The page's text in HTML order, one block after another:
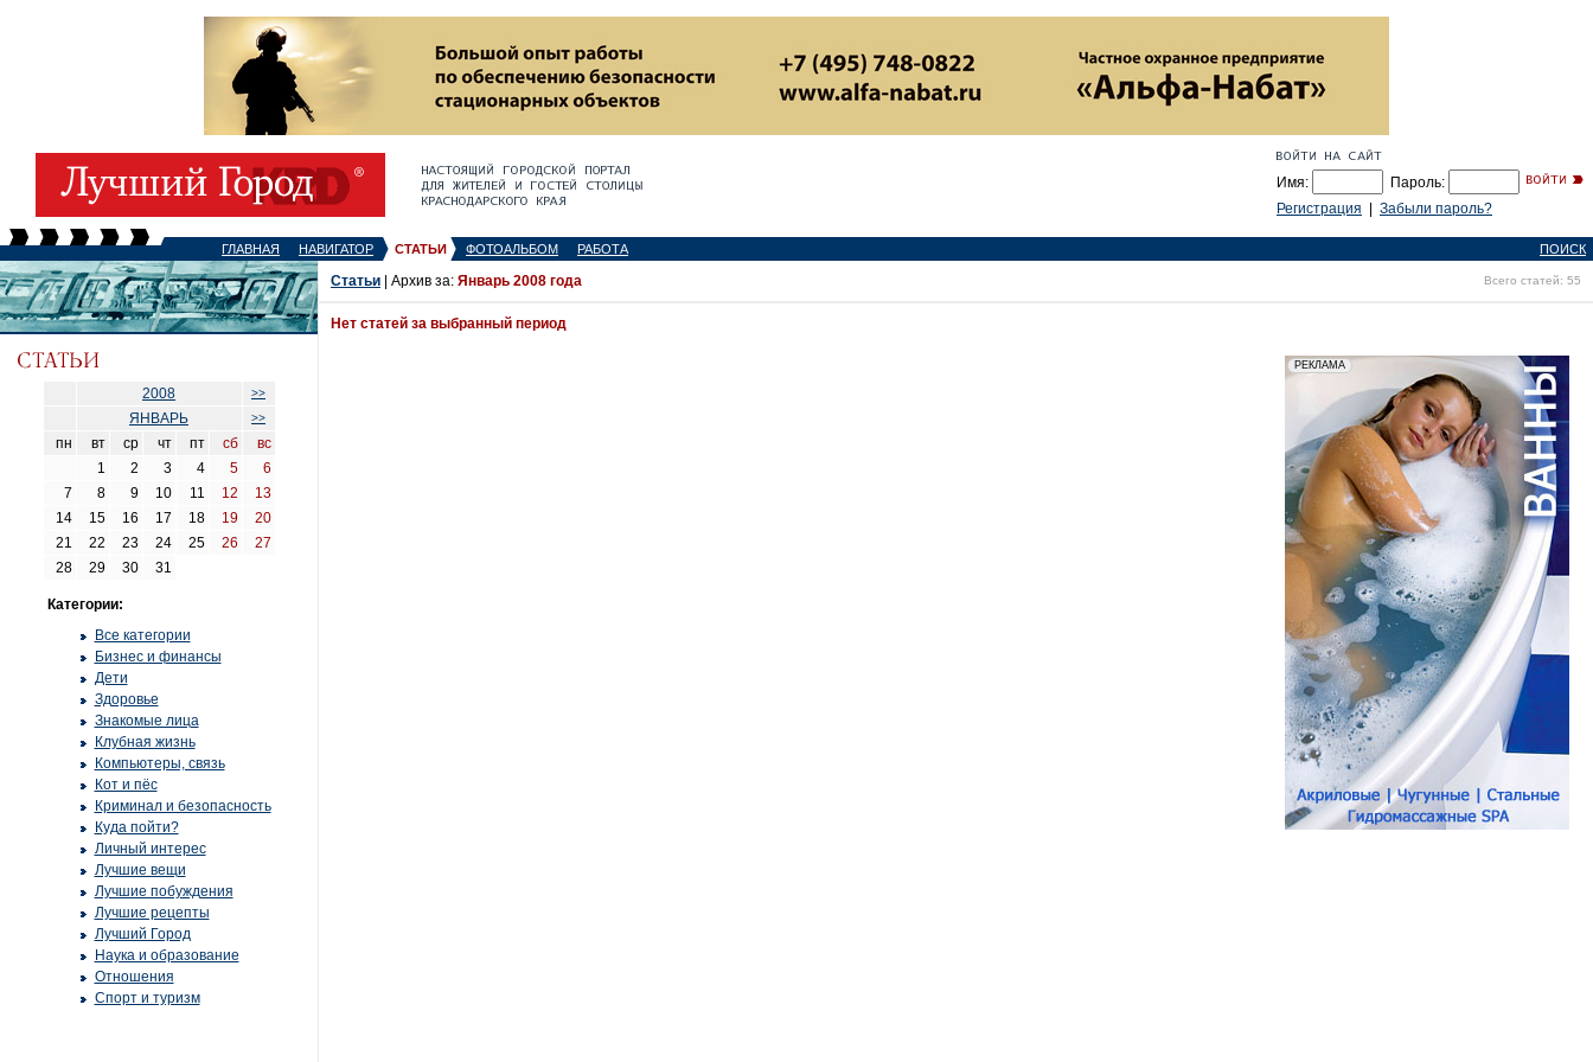
Имя:
Пароль:
Регистрация
Забыли пароль?
ГЛАВНАЯ НАВИГАТОР СТАТЬИ ФОТОАЛЬБОМ РАБОТА ПОИСК
2008 >>
ЯНВАРЬ >>
пн вт ср чт пт сб
вс
1
2 3 4 5
6
7
8 9 10 11 12
13
14
15 16 17 18 19
20
21
22 23 24 25 26
27
28
29 30 31
Категории:
Все категории
Бизнес и финансы
Дети
Здоровье
Знакомые лица
Клубная жизнь
Компьютеры, связь
Кот и пёс
Криминал и безопасность
Куда пойти?
Личный интерес
Лучшие вещи
Лучшие побуждения
Лучшие рецепты
Лучший Город
Наука и образование
Отношения
Спорт и туризм
Статьи | Архив за: Январь 2008 года Всего статей: 55
Нет статей за выбранный период